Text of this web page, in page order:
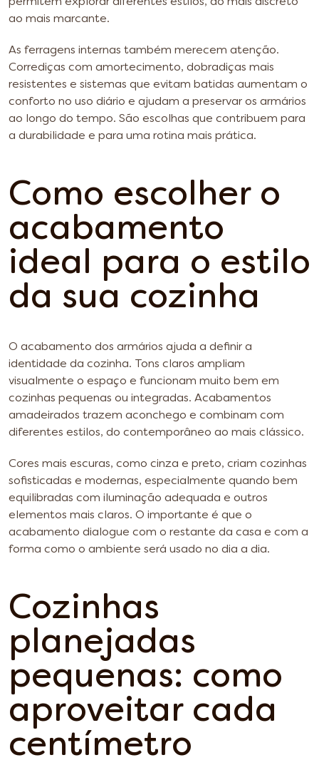
permitem explorar diferentes estilos, do mais discreto
ao mais marcante.
As ferragens internas também merecem atenção.
Corrediças com amortecimento, dobradiças mais
resistentes e sistemas que evitam batidas aumentam o
conforto no uso diário e ajudam a preservar os armários
ao longo do tempo. São escolhas que contribuem para
a durabilidade e para uma rotina mais prática.
Como escolher o
acabamento
ideal para o estilo
da sua cozinha
O acabamento dos armários ajuda a definir a
identidade da cozinha. Tons claros ampliam
visualmente o espaço e funcionam muito bem em
cozinhas pequenas ou integradas. Acabamentos
amadeirados trazem aconchego e combinam com
diferentes estilos, do contemporâneo ao mais clássico.
Cores mais escuras, como cinza e preto, criam cozinhas
sofisticadas e modernas, especialmente quando bem
equilibradas com iluminação adequada e outros
elementos mais claros. O importante é que o
acabamento dialogue com o restante da casa e com a
forma como o ambiente será usado no dia a dia.
Cozinhas
planejadas
pequenas: como
aproveitar cada
centímetro